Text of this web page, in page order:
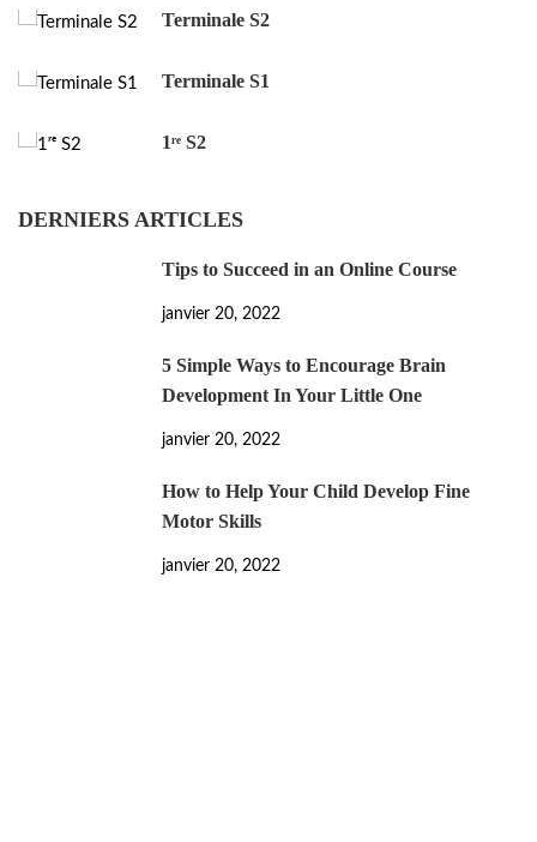
Terminale S2
Terminale S1
1ʳᵉ S2
DERNIERS ARTICLES
Tips to Succeed in an Online Course
janvier 20, 2022
5 Simple Ways to Encourage Brain
Development In Your Little One
janvier 20, 2022
How to Help Your Child Develop Fine
Motor Skills
janvier 20, 2022